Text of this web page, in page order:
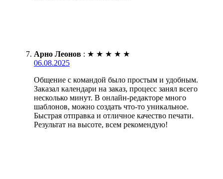
Арно Леонов : ★ ★ ★ ★ ★
06.08.2025
Общение с командой было простым и удобным.
Заказал календари на заказ, процесс занял всего
несколько минут. В онлайн-редакторе много
шаблонов, можно создать что-то уникальное.
Быстрая отправка и отличное качество печати.
Результат на высоте, всем рекомендую!